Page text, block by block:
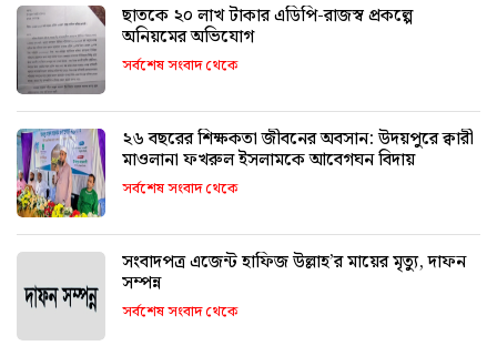
ছাতকে ২০ লাখ টাকার এডিপি-রাজস্ব প্রকল্পে
অনিয়মের অভিযোগ
সর্বশেষ সংবাদ থেকে
২৬ বছরের শিক্ষকতা জীবনের অবসান: উদয়পুরে ক্বারী
মাওলানা ফখরুল ইসলামকে আবেগঘন বিদায়
সর্বশেষ সংবাদ থেকে
সংবাদপত্র এজেন্ট হাফিজ উল্লাহ’র মায়ের মৃত্যু, দাফন
সম্পন্ন
সর্বশেষ সংবাদ থেকে